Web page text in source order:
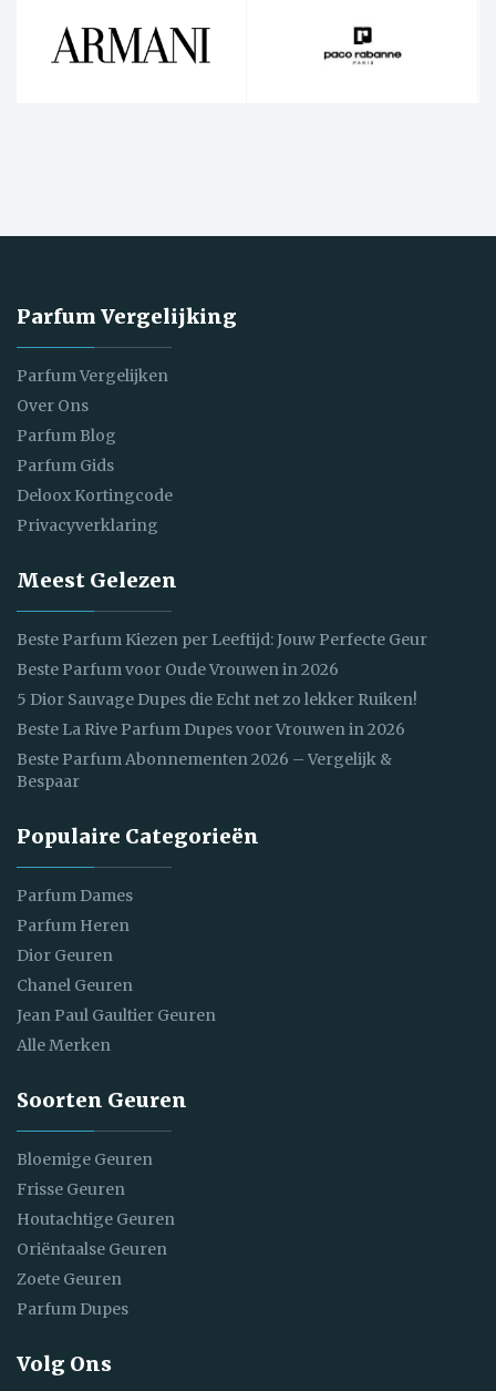
Parfum Vergelijking
Parfum Vergelijken
Over Ons
Parfum Blog
Parfum Gids
Deloox Kortingcode
Privacyverklaring
Meest Gelezen
Beste Parfum Kiezen per Leeftijd: Jouw Perfecte Geur
Beste Parfum voor Oude Vrouwen in 2026
5 Dior Sauvage Dupes die Echt net zo lekker Ruiken!
Beste La Rive Parfum Dupes voor Vrouwen in 2026
Beste Parfum Abonnementen 2026 – Vergelijk &
Bespaar
Populaire Categorieën
Parfum Dames
Parfum Heren
Dior Geuren
Chanel Geuren
Jean Paul Gaultier Geuren
Alle Merken
Soorten Geuren
Bloemige Geuren
Frisse Geuren
Houtachtige Geuren
Oriëntaalse Geuren
Zoete Geuren
Parfum Dupes
Volg Ons